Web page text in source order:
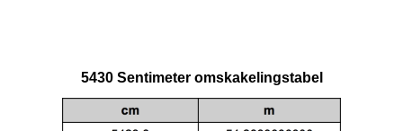
5430 Sentimeter omskakelingstabel